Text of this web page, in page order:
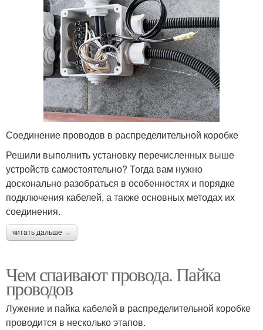
Соединение проводов в распределительной коробке
Решили выполнить установку перечисленных выше
устройств самостоятельно? Тогда вам нужно
досконально разобраться в особенностях и порядке
подключения кабелей, а также основных методах их
соединения.
читать дальше →
Чем спаивают провода. Пайка
проводов
Лужение и пайка кабелей в распределительной коробке
проводится в несколько этапов.